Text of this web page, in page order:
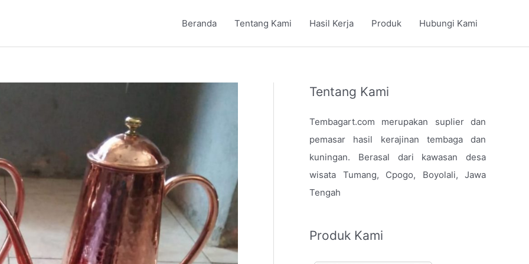
Beranda Tentang Kami Hasil Kerja Produk Hubungi Kami
Tentang Kami
Tembagart.com merupakan suplier dan
pemasar hasil kerajinan tembaga dan
kuningan. Berasal dari kawasan desa
wisata Tumang, Cpogo, Boyolali, Jawa
Tengah
Produk Kami